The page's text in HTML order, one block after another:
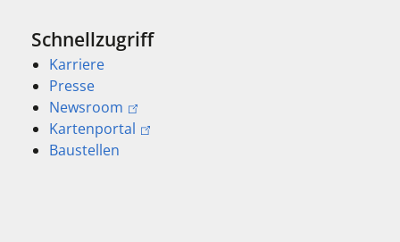
Schnellzugriff
Karriere
Presse
Newsroom
Kartenportal
Baustellen